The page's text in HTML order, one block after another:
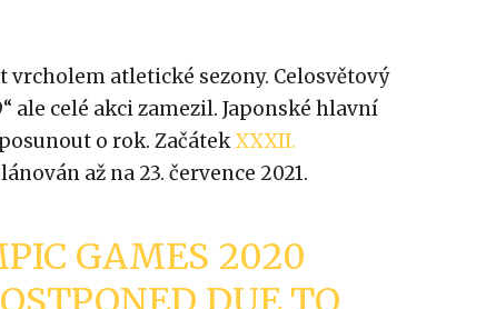
vrcholem atletické sezony. Celosvětový
ale celé akci zamezil. Japonské hlavní
o rok. ZačátekXXXII.
až na 23. července 2021.
GAMES 2020